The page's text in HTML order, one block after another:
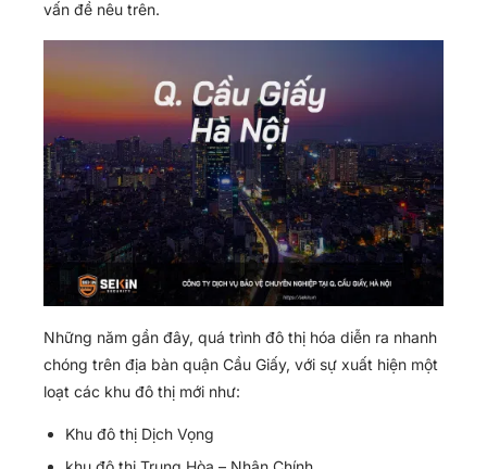
vấn đề nêu trên.
Những năm gần đây, quá trình đô thị hóa diễn ra nhanh
chóng trên địa bàn quận Cầu Giấy, với sự xuất hiện một
loạt các khu đô thị mới như:
Khu đô thị Dịch Vọng